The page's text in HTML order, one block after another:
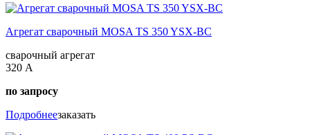
Агрегат сварочный MOSA TS 350 YSX-BC
сварочный агрегат
320 А
по запросу
Подробнеезаказать